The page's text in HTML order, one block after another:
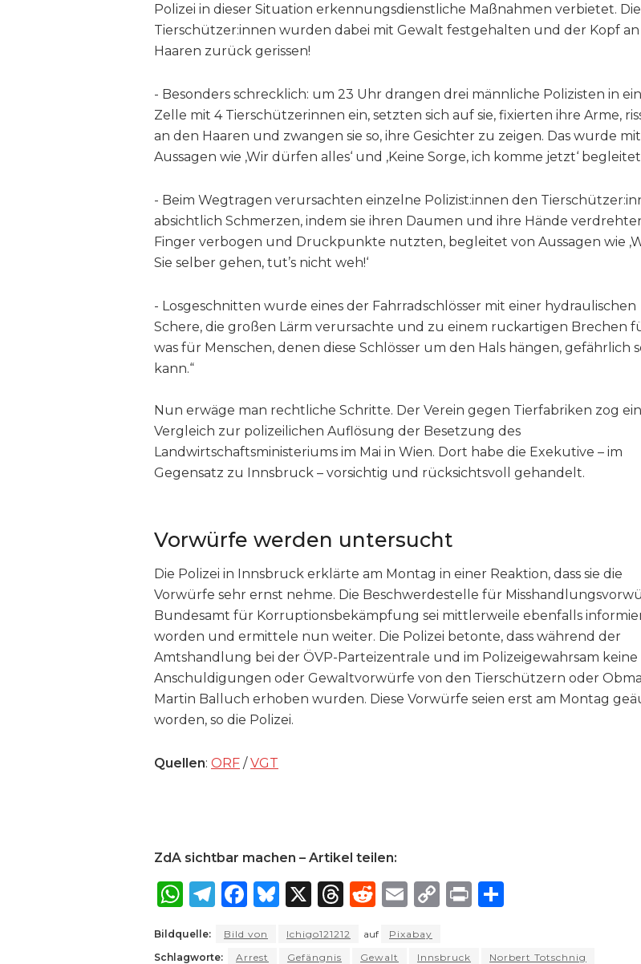
Polizei in dieser Situation erkennungsdienstliche Maßnahmen verbietet. Die
Tierschützer:innen wurden dabei mit Gewalt festgehalten und der Kopf
Haaren zurück gerissen!
- Besonders schrecklich: um 23 Uhr drangen drei männliche Polizisten in
Zelle mit 4 Tierschützerinnen ein, setzten sich auf sie, fixierten ihre Arme,
an den Haaren und zwangen sie so, ihre Gesichter zu zeigen. Das wurde mit
Aussagen wie ‚Wir dürfen alles‘ und ‚Keine Sorge, ich komme jetzt‘
- Beim Wegtragen verursachten einzelne Polizist:innen den
absichtlich Schmerzen, indem sie ihren Daumen und ihre Hände
Finger verbogen und Druckpunkte nutzten, begleitet von Aussagen wie
Sie selber gehen, tut’s nicht weh!‘
- Losgeschnitten wurde eines der Fahrradschlösser mit einer hydraulischen
Schere, die großen Lärm verursachte und zu einem ruckartigen Brechen
was für Menschen, denen diese Schlösser um den Hals hängen, gefährlich
kann.“
Nun erwäge man rechtliche Schritte. Der Verein gegen Tierfabriken zog
Vergleich zur polizeilichen Auflösung der Besetzung des
Landwirtschaftsministeriums im Mai in Wien. Dort habe die Exekutive – im
Gegensatz zu Innsbruck – vorsichtig und rücksichtsvoll gehandelt.
Vorwürfe werden untersucht
Die Polizei in Innsbruck erklärte am Montag in einer Reaktion, dass sie die
Vorwürfe sehr ernst nehme. Die Beschwerdestelle für
Bundesamt für Korruptionsbekämpfung sei mittlerweile ebenfalls
worden und ermittele nun weiter. Die Polizei betonte, dass während der
Amtshandlung bei der ÖVP-Parteizentrale und im Polizeigewahrsam keine
Anschuldigungen oder Gewaltvorwürfe von den Tierschützern oder
Martin Balluch erhoben wurden. Diese Vorwürfe seien erst am Montag
worden, so die Polizei.
Quellen: ORF / VGT
ZdA sichtbar machen – Artikel teilen:
W
a
T
e
F
c
B
e
X
T
re
R
d
E
ai
C
P
Bildquelle: Bild von Ichigo121212 auf
Pixabay
Schlagworte:
Arrest Gefängnis Gewalt Innsbruck
Norbert Totschnig